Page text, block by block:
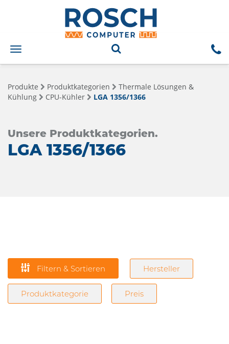
Toggle
navigation
Produkte Produktkategorien
Thermale Lösungen &
Kühlung
CPU-Kühler LGA 1356/1366
Unsere Produktkategorien.
LGA 1356/1366
Filtern & Sortieren Hersteller
Produktkategorie Preis